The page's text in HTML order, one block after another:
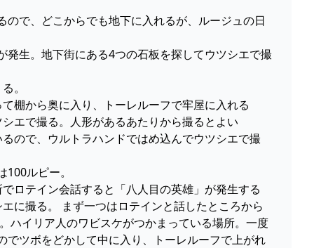
で、どこからでも地下に入れるが、ルージュの日
発生。地下街にある4つの石板を探してウツシエで撮
。
棚から奥に入り、トーレルーフで牢屋に入れる
エで撮る。人形があるあたりから撮るとよい
ので、ウルトラハンドではめ込んでウツシエで撮
ルピー。
ロテイン会話すると「八人目の英雄」が発生する
に撮る。 まず一つはロテインと話したところから
ハイリア人のワビスケがつかまっている場所。一度
ツボをどかして中に入り、トーレルーフで上がれ